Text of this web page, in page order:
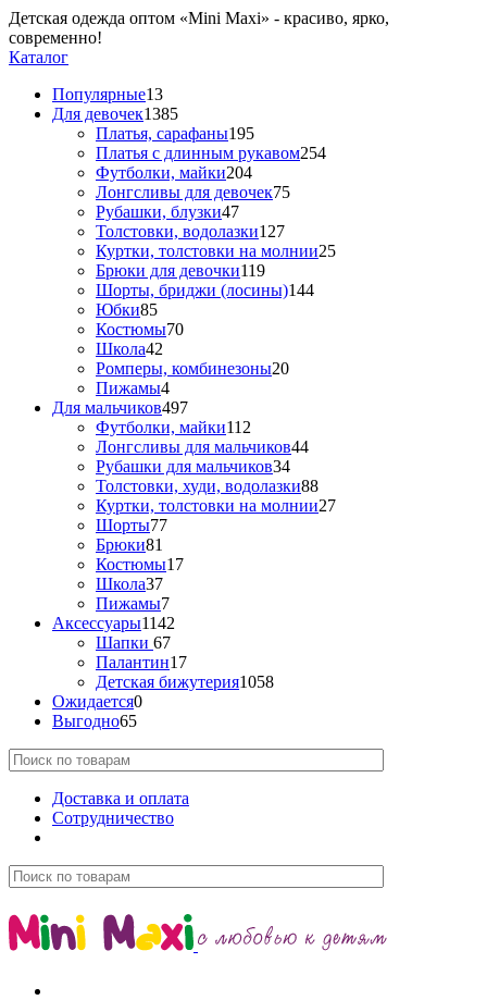
Детская одежда оптом «Mini Maxi» - красиво, ярко,
современно!
Каталог
Популярные13
Для девочек1385
Платья, сарафаны195
Платья с длинным рукавом254
Футболки, майки204
Лонгсливы для девочек75
Рубашки, блузки47
Толстовки, водолазки127
Куртки, толстовки на молнии25
Брюки для девочки119
Шорты, бриджи (лосины)144
Юбки85
Костюмы70
Школа42
Ромперы, комбинезоны20
Пижамы4
Для мальчиков497
Футболки, майки112
Лонгсливы для мальчиков44
Рубашки для мальчиков34
Толстовки, худи, водолазки88
Куртки, толстовки на молнии27
Шорты77
Брюки81
Костюмы17
Школа37
Пижамы7
Аксессуары1142
Шапки 67
Палантин17
Детская бижутерия1058
Ожидается0
Выгодно65
Доставка и оплата
Сотрудничество